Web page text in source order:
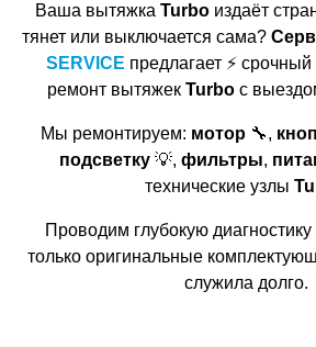
Ваша вытяжка Turboиздаёт
тянет или выключается сама?
SERVICE предлагает ⚡
ремонт вытяжек Turbo с
Мы ремонтируем: мотор🔧,
подсветку💡, фильтры,
технические узлы
Проводим глубокую
только оригинальные
служила долго.